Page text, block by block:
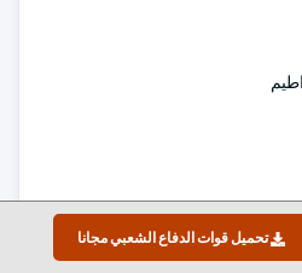
تحميل قوات الدفاع الشعبي مجانا